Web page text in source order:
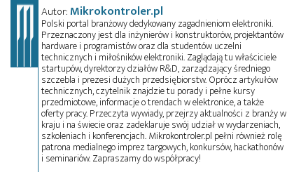
Autor:Mikrokontroler.pl
Polski portal branżowy dedykowany zagadnieniom elektroniki.
Przeznaczony jest dla inżynierów i konstruktorów, projektantów
hardware i programistów oraz dla studentów uczelni
technicznych i miłośników elektroniki. Zaglądają tu właściciele
startupów, dyrektorzy działów R&D, zarządzający średniego
szczebla i prezesi dużych przedsiębiorstw. Oprócz artykułów
technicznych, czytelnik znajdzie tu porady i pełne kursy
przedmiotowe, informacje o trendach w elektronice, a także
oferty pracy. Przeczyta wywiady, przejrzy aktualności z branży w
kraju i na świecie oraz zadeklaruje swój udział w wydarzeniach,
szkoleniach i konferencjach. Mikrokontroler.pl pełni również rolę
patrona medialnego imprez targowych, konkursów, hackathonów
i seminariów. Zapraszamy do współpracy!